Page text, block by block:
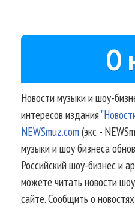
О
Новости музыки и шоу-
интересов издания
NEWSmuz.com(экс -
музыки и шоу бизнеса
Российский шоу-бизнес и
можете читать новости
сайте. Сообщить о